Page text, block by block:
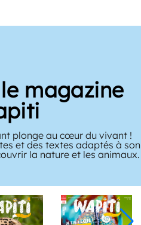
le
de nature et s’émerveille
retrouvez des
tendres pour faire